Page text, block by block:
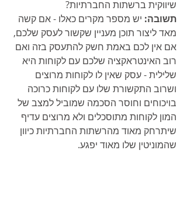
שיווקית ברשתות החברתיות?
תשובה: יש מספר מקרים כאלו - אם קשה
מאד ליצור תוכן מעניין שקשור לעסק שלכם,
אם אין לכם באמת חשק להתעסק בזה ואם
רוב האינטראקציה שלכם עם לקוחות היא
שלילית - עסק שאין לו לקוחות מרוצים
ושרוב התקשורת שלו עם לקוחות כרוכה
בויכוחים וחוסר הסכמה שמוביל למצב של
המון לקוחות מתוסכלים ולא מרוצים עדיף
שיתרחק מאוד מהרשתות החברתיות כיוון
שהמוניטין שלו מאוד יפגע.